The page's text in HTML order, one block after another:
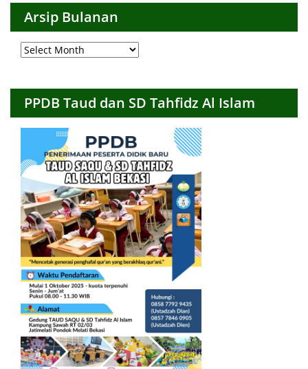
Arsip Bulanan
Arsip
Bulanan
PPDB Taud dan SD Tahfidz Al Islam